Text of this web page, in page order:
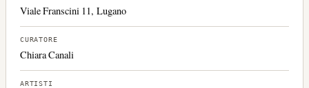
Viale Franscini 11, Lugano
CURATORE
Chiara Canali
ARTISTI